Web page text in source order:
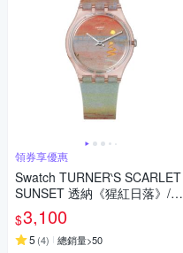
領券享優惠
Swatch TURNER‵S SCARLET
SUNSET 透納《猩紅日落》/泰
德美術館聯名 SO28Z700 (34m
m)
$3,100
5 (4) 總銷量>50